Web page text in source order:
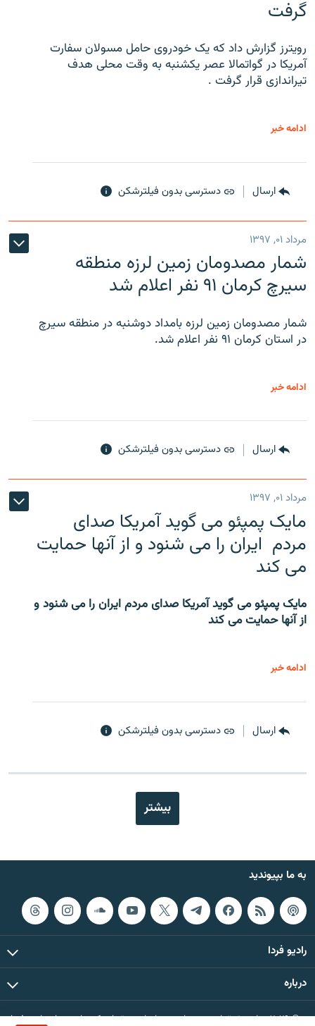
گرفت
رویترز گزارش داد که یک خودروی حامل مسولان سفارت
آمریکا در گواتمالا عصر یکشنبه به وقت محلی هدف
تیراندازی قرار گرفت .
ادامه خبر
ارسال دسترسی بدون فیلترشکن
مرداد ۰۱, ۱۳۹۷
شمار مصدومان زمین لرزه منطقه
سیرچ کرمان ۹۱ نفر اعلام شد
شمار مصدومان زمین لرزه بامداد دوشنبه در منطقه سیرچ
در استان کرمان ۹۱ نفر اعلام شد.
ادامه خبر
ارسال دسترسی بدون فیلترشکن
مرداد ۰۱, ۱۳۹۷
مایک پمپئو می گوید آمریکا صدای
مردم ایران را می شنود و از آنها حمایت
می کند
مایک پمپئو می گوید آمریکا صدای مردم ایران را می شنود و
از آنها حمایت می کند
ادامه خبر
ارسال دسترسی بدون فیلترشکن
بیشتر
به ما بپیوندید
رادیو فردا
درباره
© ۲۰۲۶ تمام حقوق این وب‌سایت، بر اساس مقررات کپی‌رایت، برای رادیو فردا